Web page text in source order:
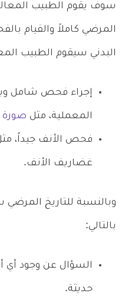
سوف يقوم الطبيب المعالج
المرضي كاملاً والقيام
البدني سيقوم الطبيب
إجراء فحص شامل
المعملية، مثل صورة
فحص الأنف جيداً،
غضاريف الأنف.
وبالنسبة للتاريخ
بالتالي:
السؤال عن وجود أي
حديثة.